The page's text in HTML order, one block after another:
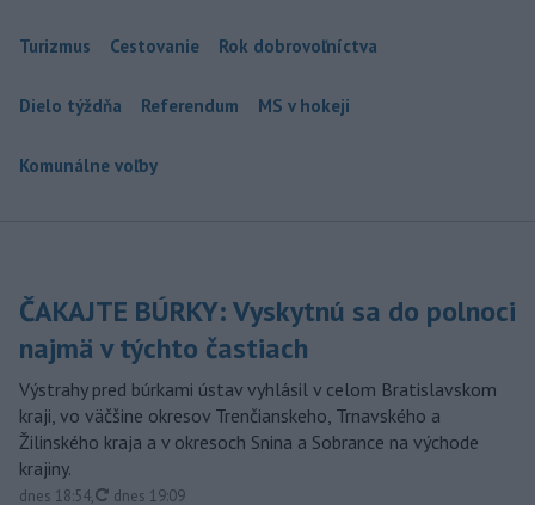
Turizmus Cestovanie Rok dobrovoľníctva
Dielo týždňa Referendum MS v hokeji
Komunálne voľby
ČAKAJTE BÚRKY: Vyskytnú sa do polnoci
najmä v týchto častiach
Výstrahy pred búrkami ústav vyhlásil v celom Bratislavskom
kraji, vo väčšine okresov Trenčianskeho, Trnavského a
Žilinského kraja a v okresoch Snina a Sobrance na východe
krajiny.
dnes 18:54, aktualizované
dnes 19:09